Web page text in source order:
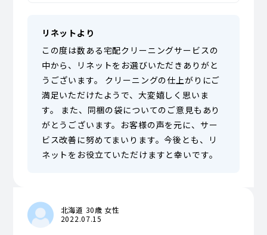
リネットより
この度は数ある宅配クリーニングサービスの
中から、リネットをお選びいただきありがと
うございます。 クリーニングの仕上がりにご
満足いただけたようで、大変嬉しく思いま
す。 また、同梱の袋についてのご意見もあり
がとうございます。お客様の声を元に、サー
ビス改善に努めてまいります。今後とも、リ
ネットをお役立ていただけますと幸いです。
北海道 30歳 女性
2022.07.15